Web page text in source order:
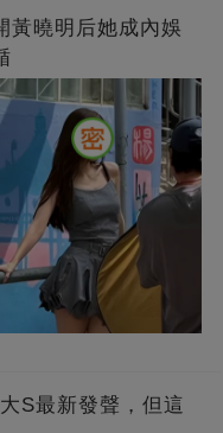
黃曉明后她成內娛
S最新發聲，但這